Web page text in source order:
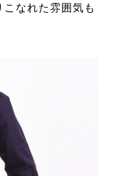
なれた雰囲気も